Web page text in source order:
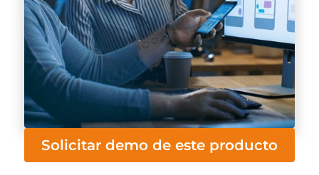
Solicitar demo de este producto